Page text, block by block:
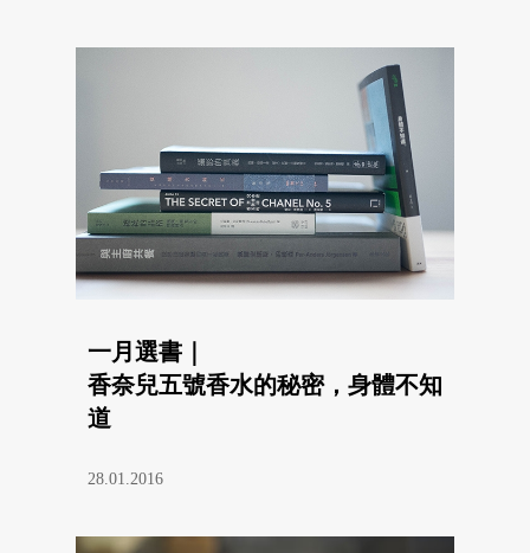
一月選書｜
香奈兒五號香水的秘密，身體不知
道
28.01.2016